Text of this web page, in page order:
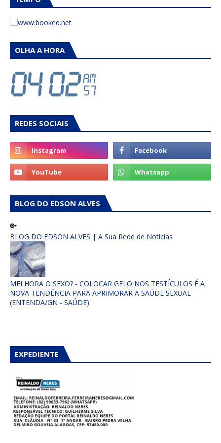
OLHA A HORA
REDES SOCIAIS
BLOG DO EDSON ALVES
BLOG DO EDSON ALVES | A Sua Rede de Notícias
MELHORA O SEXO? - COLOCAR GELO NOS TESTÍCULOS É A
NOVA TENDÊNCIA PARA APRIMORAR A SAÚDE SEXUAL
(ENTENDA/GN - SAÚDE)
EXPEDIENTE